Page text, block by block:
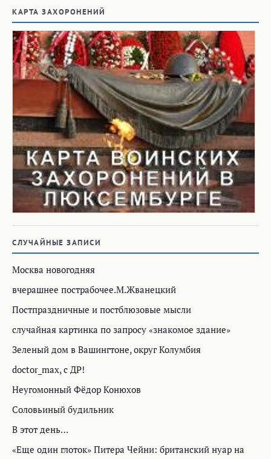
КАРТА ЗАХОРОНЕНИЙ
СЛУЧАЙНЫЕ ЗАПИСИ
Москва новогодняя
вчерашнее пострабочее.М.Жванецкий
Постпраздничные и постблюзовые мысли
случайная картинка по запросу «знакомое здание»
Зеленый дом в Вашингтоне, округ Колумбия
doctor_max, с ДР!
Неугомонный Фёдор Конюхов
Соловьиный будильник
В этот день…
«Еще один глоток» Питера Чейни: британский нуар на